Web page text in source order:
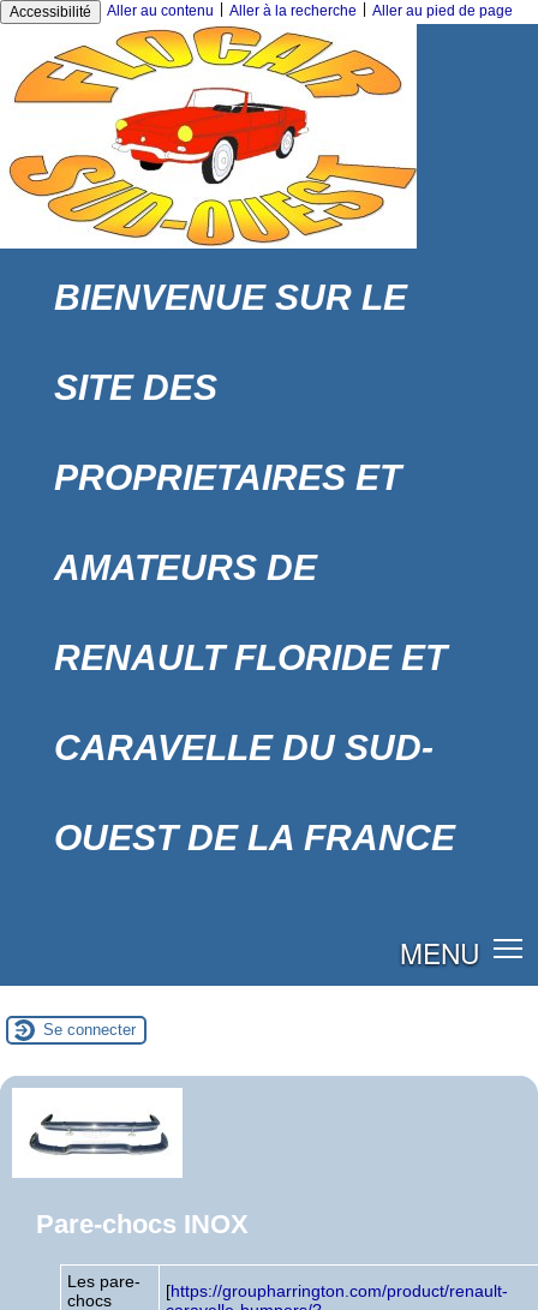
Accessibilité Aller au contenu Aller à la recherche Aller au pied de page
BIENVENUE SUR LE
SITE DES
PROPRIETAIRES ET
AMATEURS DE
RENAULT FLORIDE ET
CARAVELLE DU SUD-
OUEST DE LA FRANCE
MENU
Se connecter
Pare-chocs INOX
Les pare-
chocs
[https://groupharrington.com/product/renault-